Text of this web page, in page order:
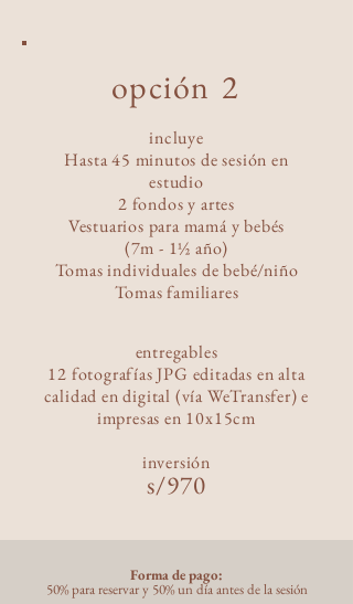
incluye
Hasta 45 minutos de sesión en
estudio
2 fondos y artes
Vestuarios para mamá y bebés
(7m - 1½ año)
Tomas individuales de bebé/niño
Tomas familiares
entregables
12 fotografías JPG editadas en alta
calidad en digital (vía WeTransfer) e
impresas en 10x15cm
inversión
s/970
opción 2
Forma de pago:
50% para reservar y 50% un día antes de la sesión